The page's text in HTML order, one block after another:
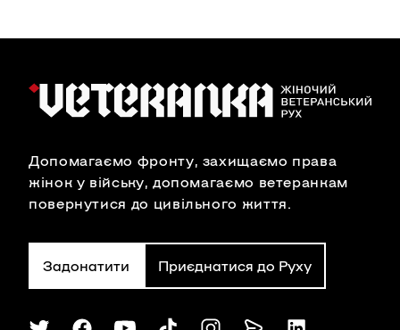
Допомагаємо фронту, захищаємо права
жінок у війську, допомагаємо ветеранкам
повернутися до цивільного життя.
Задонатити Приєднатися до Руху